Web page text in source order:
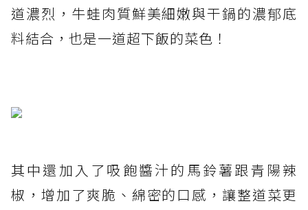
道濃烈，牛蛙肉質鮮美細嫩與干鍋的濃郁底
料結合，也是一道超下飯的菜色！
其中還加入了吸飽醬汁的馬鈴薯跟青陽辣
椒，增加了爽脆、綿密的口感，讓整道菜更